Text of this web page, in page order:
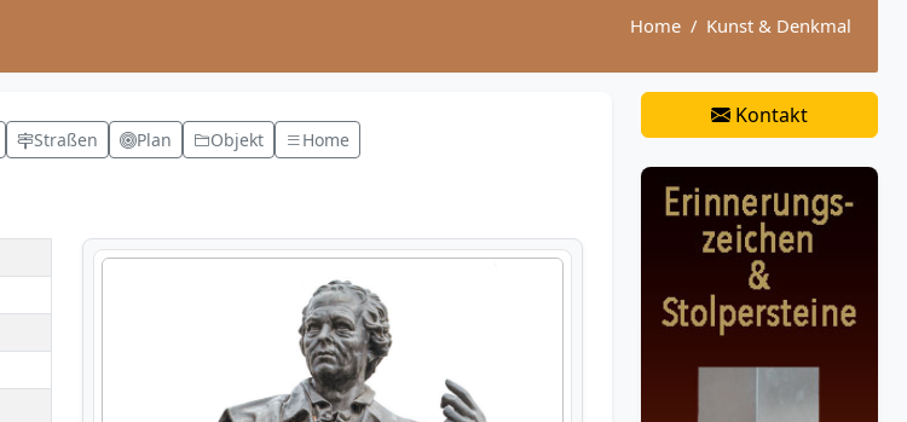
Home Kunst & Denkmal
Straßen Plan Objekt Home
Kontakt